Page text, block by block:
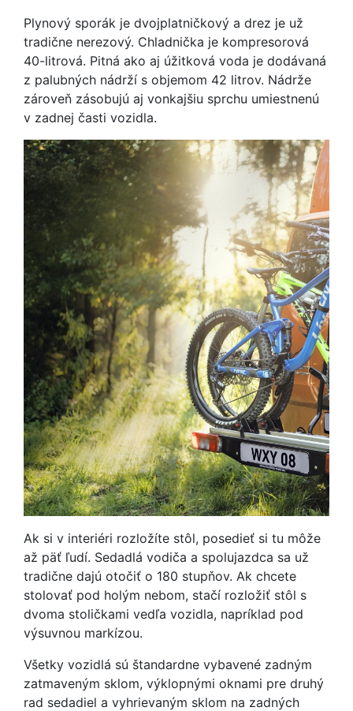
Plynový sporák je dvojplatničkový a drez je už
tradične nerezový. Chladnička je kompresorová
40-litrová. Pitná ako aj úžitková voda je dodávaná
z palubných nádrží s objemom 42 litrov. Nádrže
zároveň zásobujú aj vonkajšiu sprchu umiestnenú
v zadnej časti vozidla.
Ak si v interiéri rozložíte stôl, posedieť si tu môže
až päť ľudí. Sedadlá vodiča a spolujazdca sa už
tradične dajú otočiť o 180 stupňov. Ak chcete
stolovať pod holým nebom, stačí rozložiť stôl s
dvoma stoličkami vedľa vozidla, napríklad pod
výsuvnou markízou.
Všetky vozidlá sú štandardne vybavené zadným
zatmaveným sklom, výklopnými oknami pre druhý
rad sedadiel a vyhrievaným sklom na zadných